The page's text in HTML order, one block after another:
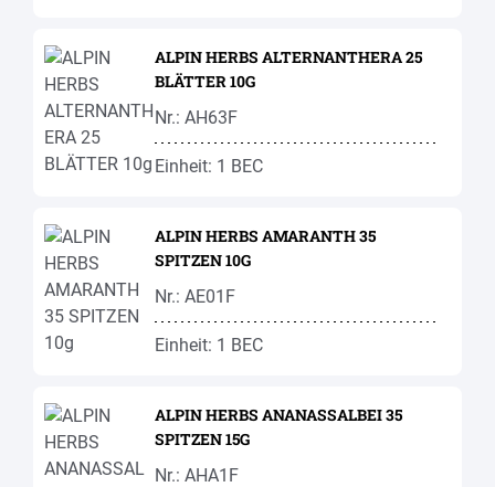
ALPIN HERBS ALTERNANTHERA 25
BLÄTTER 10G
Nr.: AH63F
Einheit: 1 BEC
ALPIN HERBS AMARANTH 35
SPITZEN 10G
Nr.: AE01F
Einheit: 1 BEC
ALPIN HERBS ANANASSALBEI 35
SPITZEN 15G
Nr.: AHA1F